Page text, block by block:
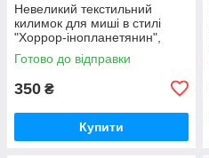
Невеликий текстильний
килимок для миші в стилі
"Хоррор-інопланетянин",
розмір 24/20 см
Готово до відправки
350 ₴
Купити